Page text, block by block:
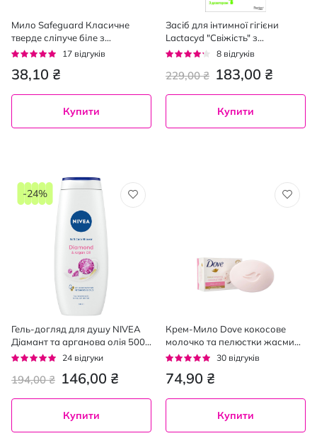
Мило Safeguard Класичне
тверде сліпуче біле з
антибактеріальним ефектом
Рейтинг:
17 відгуків
38,10 ₴
Купити
Засіб для інтимної гігієни
Lactacyd "Cвіжість" з
дозатором 200 мл,
Рейтинг:
8 відгуків
183,00 ₴
229,00 ₴
Купити
Гель-догляд для душу NIVEA
Діамант та арганова олія 500
мл
Рейтинг:
24 відгуки
146,00 ₴
194,00 ₴
-24%
Купити
Крем-Мило Dove кокосове
молочко та пелюстки жасмину
135г
Рейтинг:
30 відгуків
74,90 ₴
Купити